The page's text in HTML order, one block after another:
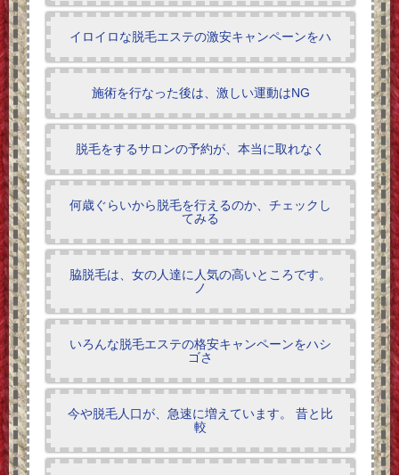
イロイロな脱毛エステの激安キャンペーンをハ
施術を行なった後は、激しい運動はNG
脱毛をするサロンの予約が、本当に取れなく
何歳ぐらいから脱毛を行えるのか、チェックし
てみる
脇脱毛は、女の人達に人気の高いところです。
ノ
いろんな脱毛エステの格安キャンペーンをハシ
ゴさ
今や脱毛人口が、急速に増えています。 昔と比
較